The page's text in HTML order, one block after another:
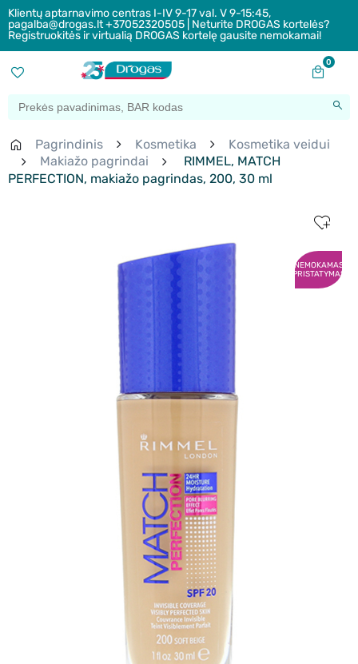
Klientų aptarnavimo centras I-IV 9-17 val. V 9-15:45,
pagalba@drogas.lt +37052320505 | Neturite DROGAS kortelės?
Registruokitės ir virtualią DROGAS kortelę gausite nemokamai!
0
Pagrindinis Kosmetika
Kosmetika veidui
Makiažo pagrindai
RIMMEL, MATCH
PERFECTION, makiažo pagrindas, 200, 30 ml
NEMOKAMAS
PRISTATYMAS